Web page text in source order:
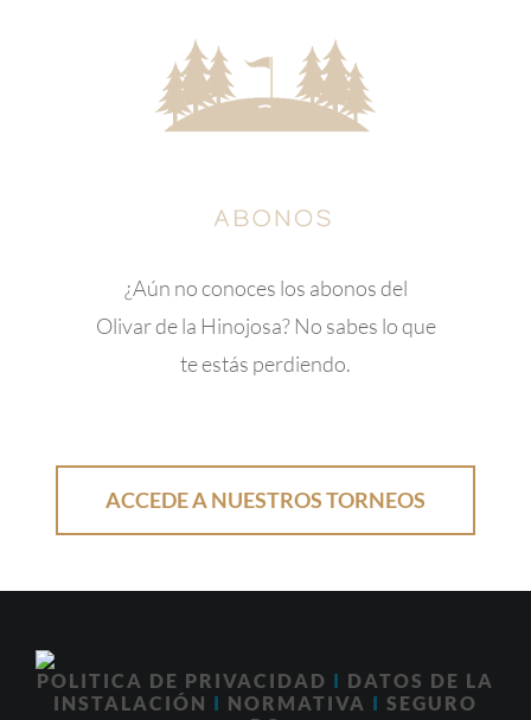
¿Aún no conoces los abonos del
Olivar de la Hinojosa? No sabes lo que
te estás perdiendo.
ACCEDE A NUESTROS TORNEOS
POLITICA DE PRIVACIDAD I DATOS DE LA
INSTALACIÓN I NORMATIVA I SEGURO